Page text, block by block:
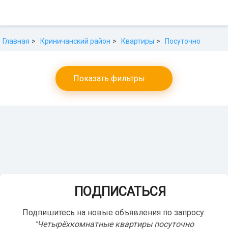
Главная Криничанский район Квартиры Посуточно
Показать фильтры
ПОДПИСАТЬСЯ
Подпишитесь на новые объявления по запросу:
"Четырёхкомнатные квартиры посуточно